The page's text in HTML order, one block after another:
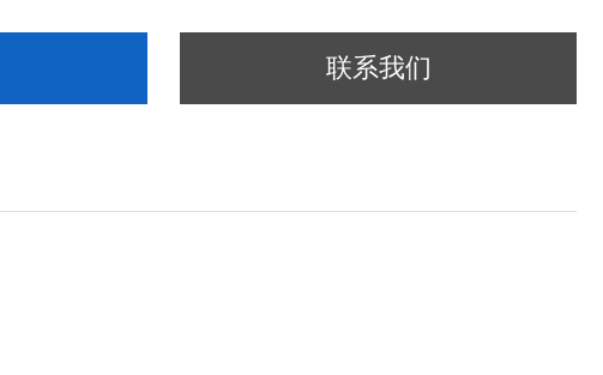
联系我们